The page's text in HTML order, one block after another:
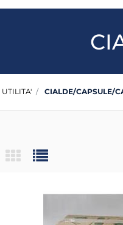
UTILITA' CIALDE/CAPSULE/